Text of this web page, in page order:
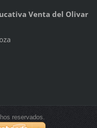
Venta del Olivar
reservados.